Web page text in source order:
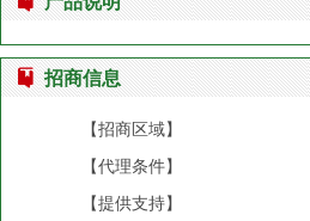
招商信息
【招商区域】
【代理条件】
【提供支持】